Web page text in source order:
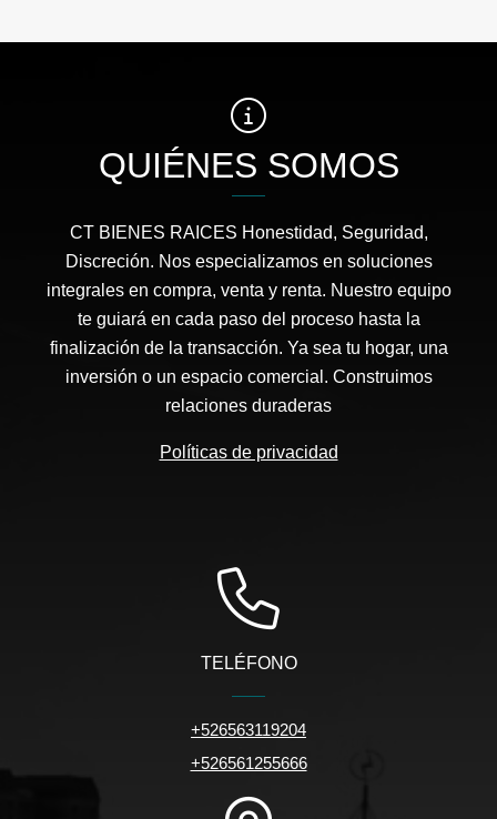
QUIÉNES SOMOS
CT BIENES RAICES Honestidad, Seguridad,
Discreción. Nos especializamos en soluciones
integrales en compra, venta y renta. Nuestro equipo
te guiará en cada paso del proceso hasta la
finalización de la transacción. Ya sea tu hogar, una
inversión o un espacio comercial. Construimos
relaciones duraderas
Políticas de privacidad
TELÉFONO
+526563119204
+526561255666